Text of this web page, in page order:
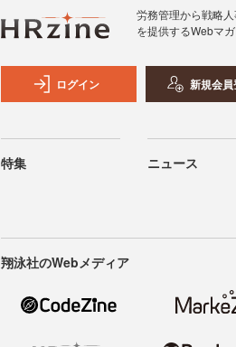
労務管理から戦略
を提供するWebマガ
ログイン 新規会
特集 ニュース
翔泳社のWebメディア